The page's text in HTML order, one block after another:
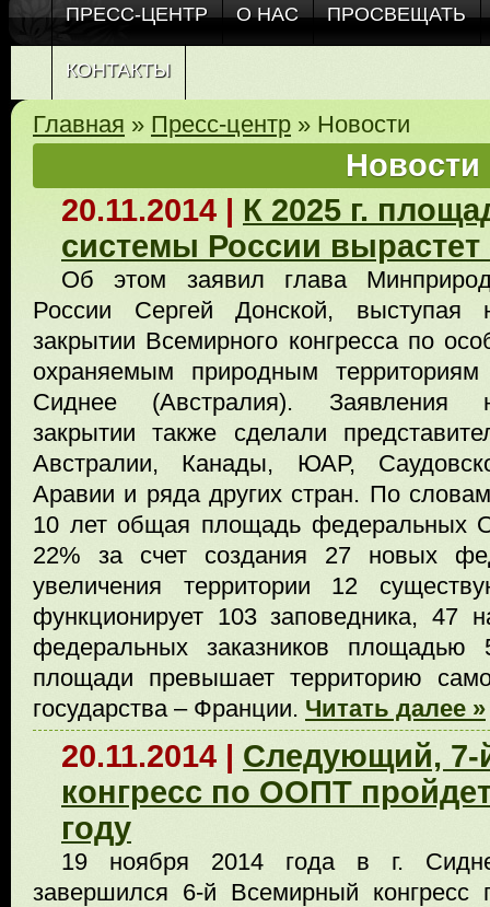
ПРЕСС-ЦЕНТР О НАС ПРОСВЕЩАТЬ
КОНТАКТЫ
Главная » Пресс-центр » Новости
Новости
20.11.2014 | К 2025 г.
системы России вырастет
Об этом заявил глава
России Сергей Донской, выступая
закрытии Всемирного конгресса по
охраняемым природным
Сиднее (Австралия). Заявления
закрытии также сделали
Австралии, Канады, ЮАР,
Аравии и ряда других стран. По
10 лет общая площадь федеральных
22% за счет создания 27 новых
увеличения территории 12
функционирует 103 заповедника, 47
федеральных заказников
площади превышает территорию
государства – Франции. Читать далее »
20.11.2014 | Следующий,
конгресс по ООПТ
году
19 ноября 2014 года в г.
завершился 6-й Всемирный конгресс